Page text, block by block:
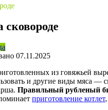
07.11.2025
из говяжьей
и другие виды мяса
Правильный рубленый
приготовление котлет